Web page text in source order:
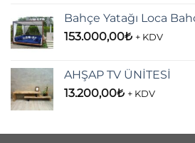
Bahçe Yatağı Loca
153.000,00₺ + KDV
AHŞAP TV ÜNİTESİ
13.200,00₺ + KDV